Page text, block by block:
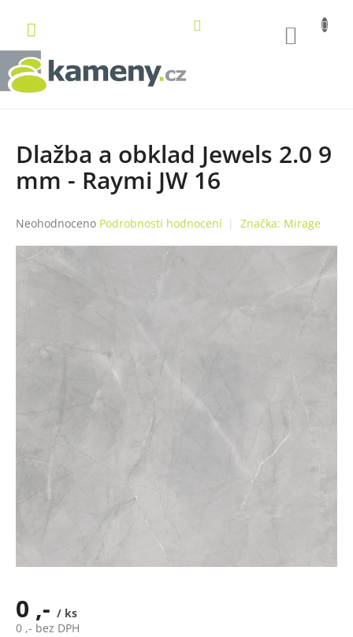
obsah
Dlažba a obklad Jewels 2.0 9
mm - Raymi JW 16
Průměrné
produktu
Neohodnoceno Podrobnosti hodnocení Značka: Mirage
0 ,- / ks
0 ,- bez DPH